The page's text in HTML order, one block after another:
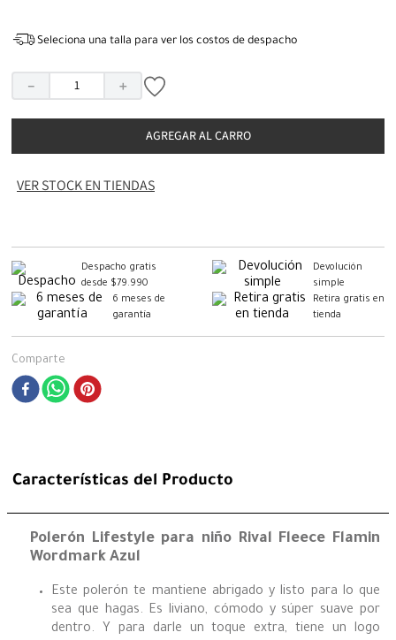
Seleciona una talla para ver los costos de despacho
＋
－
AGREGAR AL CARRO
VER STOCK EN TIENDAS
Despacho gratis
desde $79.990
Devolución
simple
6 meses de
garantía
Retira gratis en
tienda
Comparte
Características del Producto
Polerón Lifestyle para niño Rival Fleece Flamin
Wordmark Azul
Este polerón te mantiene abrigado y listo para lo que
sea que hagas. Es liviano, cómodo y súper suave por
dentro. Y para darle un toque extra, tiene un logo